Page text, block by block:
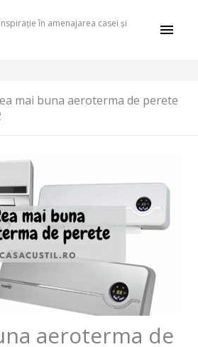
în amenajarea casei și
mai buna aeroterma de perete
aeroterma de